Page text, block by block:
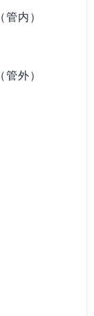
内）
外）